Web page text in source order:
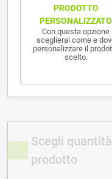
PRODOTTO
PERSONALIZZATO
Con questa opzione
sceglierai come e
personalizzare il
scelto.
Scegli
prodotto